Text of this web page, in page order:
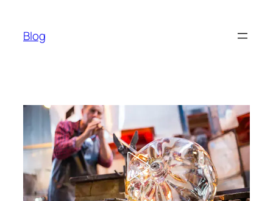
phầnBlog